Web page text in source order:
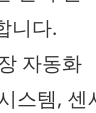
니다.
자동화
스템, 센